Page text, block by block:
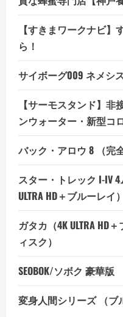
【すきまワークナビ
ら！
サイボーグ009 ネメシ
【サーモスタンド】
ンウォーター・新型コ
バック・アロウ 8 （完
スター・トレック I-IV
ULTRA HD＋ブルーレイ
ガタカ（4K ULTRA HD
ィスク）
SEOBOK/ソボク 豪華版
変身人間シリーズ （ブ